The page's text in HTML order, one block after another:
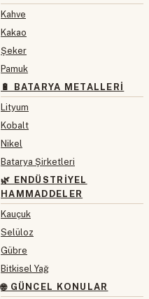
Kahve
Kakao
Şeker
Pamuk
🔋 BATARYA METALLERI
Lityum
Kobalt
Nikel
Batarya Şirketleri
🌿 ENDÜSTRIYEL
HAMMADDELER
Kauçuk
Selüloz
Gübre
Bitkisel Yağ
🌐 GÜNCEL KONULAR